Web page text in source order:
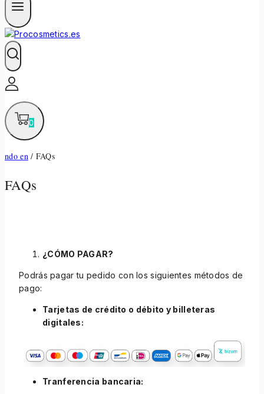
0
ndo en / FAQs
FAQs
¿CÓMO PAGAR?
Podrás pagar tu pedido con los siguientes métodos de
pago:
Tarjetas de crédito o débito y billeteras
digitales:
Tranferencia bancaria: